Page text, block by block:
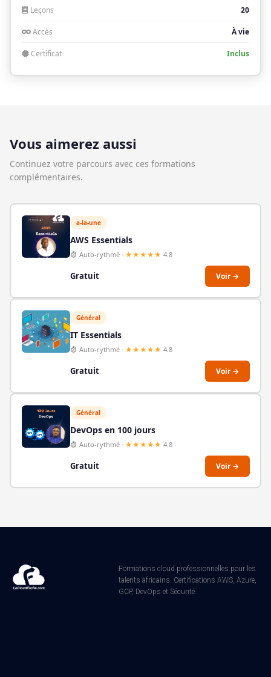
Leçons 20
Accès À vie
Certificat Inclus
Vous aimerez aussi
Continuez votre parcours avec ces formations
complémentaires.
a-la-une
AWS Essentials
Auto-rythmé · ★★★★★ 4.8
Gratuit Voir →
Général
IT Essentials
Auto-rythmé · ★★★★★ 4.8
Gratuit Voir →
Général
DevOps en 100 jours
Auto-rythmé · ★★★★★ 4.8
Gratuit Voir →
Formations cloud professionnelles pour les
talents africains. Certifications AWS, Azure,
GCP, DevOps et Sécurité.